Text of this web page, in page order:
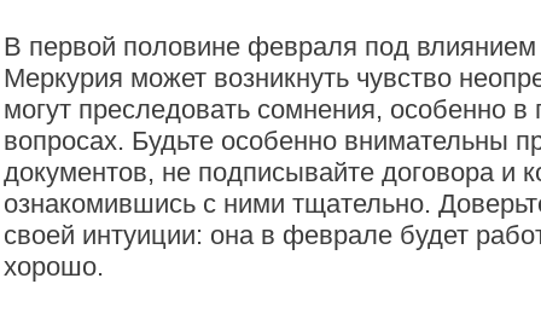
В первой половине февраля под влиянием
Меркурия может возникнуть чувство
могут преследовать сомнения, особенно
вопросах. Будьте особенно внимательны
документов, не подписывайте договора и
ознакомившись с ними тщательно.
своей интуиции: она в феврале будет
хорошо.